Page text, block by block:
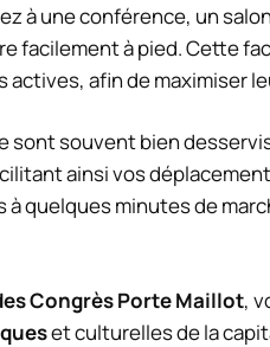
à une conférence, un
facilement à pied. Cette
actives, afin de maximiser
sont souvent bien
ainsi vos
quelques minutes de
Congrès Porte Maillot,
et culturelles de la